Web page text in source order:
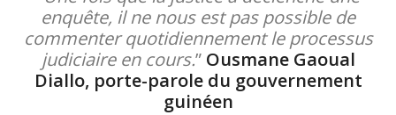
enquête, il ne nous est pas possible de
commenter quotidiennement le processus
judiciaire en cours.” Ousmane Gaoual
Diallo, porte-parole du gouvernement
guinéen